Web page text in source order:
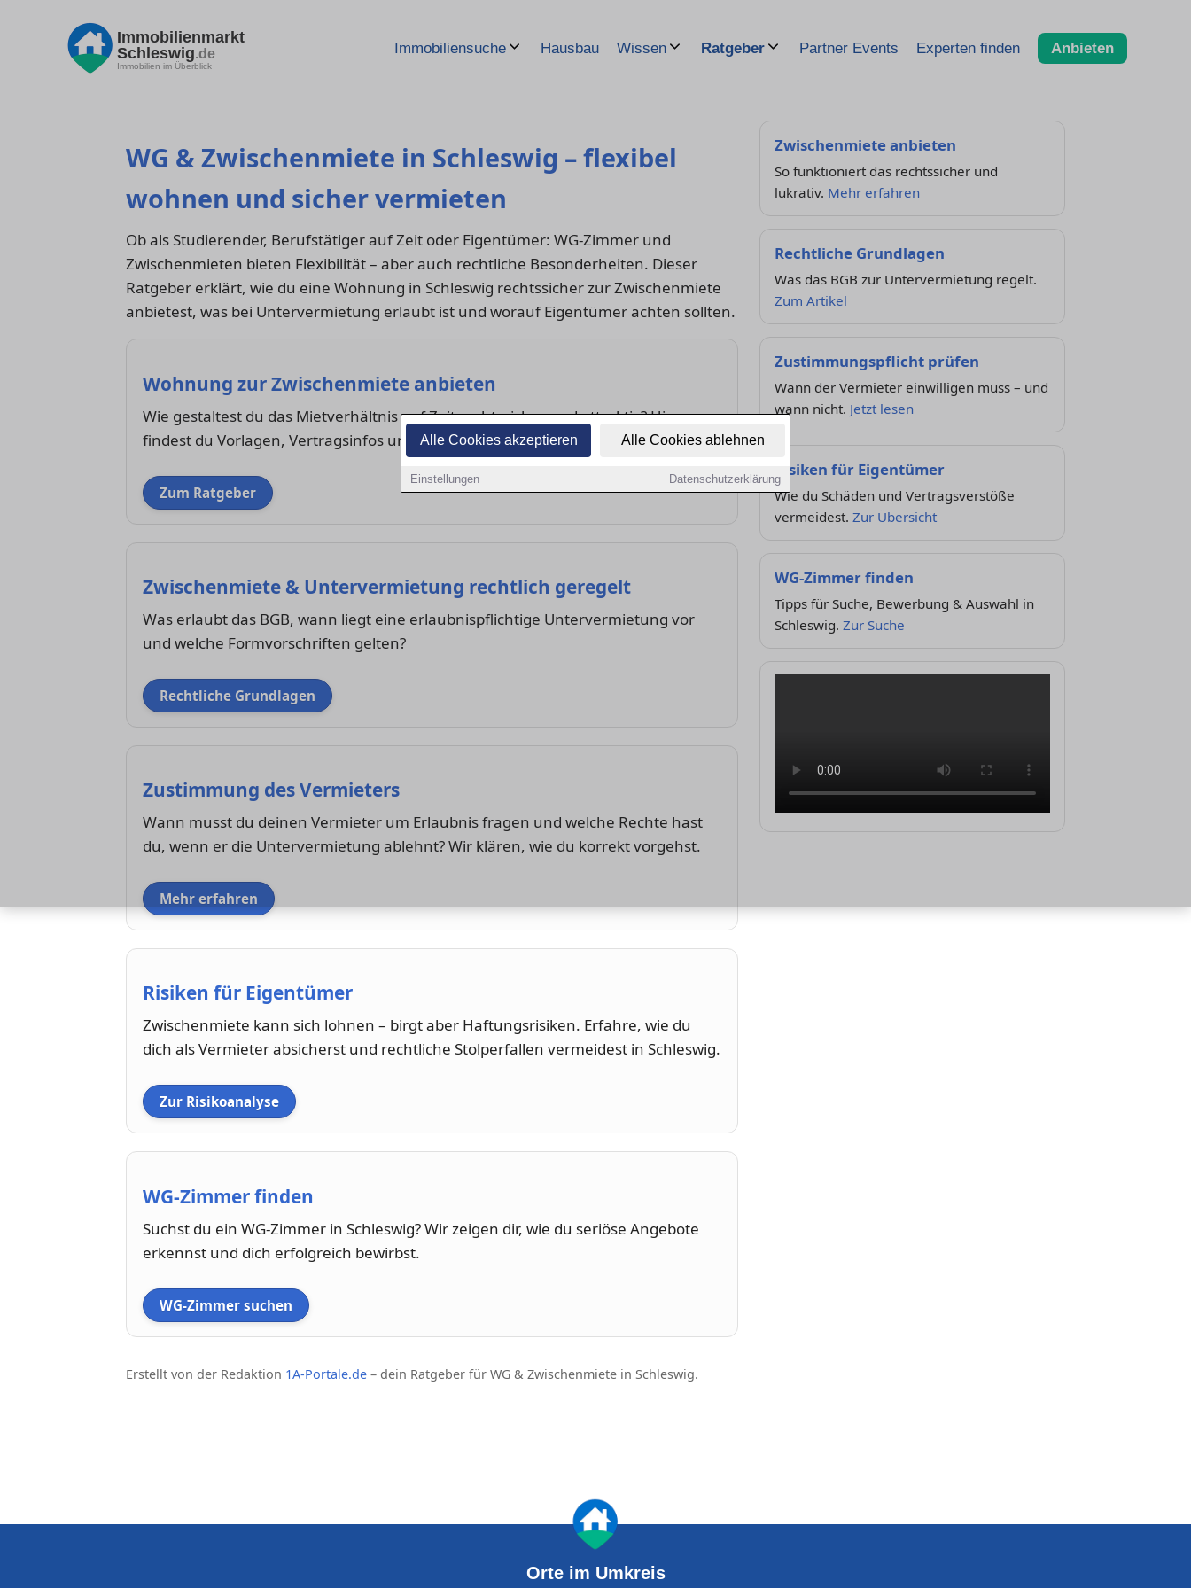
Alle Cookies akzeptieren Alle Cookies ablehnen
Einstellungen Datenschutzerklärung
Immobilienmarkt
Schleswig.de
Immobilien im Überblick
Immobiliensuche Hausbau Wissen Ratgeber Partner Events Experten finden Anbieten
WG & Zwischenmiete in Schleswig – flexibel
wohnen und sicher vermieten
Ob als Studierender, Berufstätiger auf Zeit oder Eigentümer: WG-Zimmer und
Zwischenmieten bieten Flexibilität – aber auch rechtliche Besonderheiten. Dieser
Ratgeber erklärt, wie du eine Wohnung in Schleswig rechtssicher zur Zwischenmiete
anbietest, was bei Untervermietung erlaubt ist und worauf Eigentümer achten sollten.
Wohnung zur Zwischenmiete anbieten
Wie gestaltest du das Mietverhältnis auf Zeit rechtssicher und attraktiv? Hier
findest du Vorlagen, Vertragsinfos und Tipps zur Mietpreisgestaltung in Schleswig.
Zum Ratgeber
Zwischenmiete & Untervermietung rechtlich geregelt
Was erlaubt das BGB, wann liegt eine erlaubnispflichtige Untervermietung vor
und welche Formvorschriften gelten?
Rechtliche Grundlagen
Zustimmung des Vermieters
Wann musst du deinen Vermieter um Erlaubnis fragen und welche Rechte hast
du, wenn er die Untervermietung ablehnt? Wir klären, wie du korrekt vorgehst.
Mehr erfahren
Risiken für Eigentümer
Zwischenmiete kann sich lohnen – birgt aber Haftungsrisiken. Erfahre, wie du
dich als Vermieter absicherst und rechtliche Stolperfallen vermeidest in Schleswig.
Zur Risikoanalyse
WG-Zimmer finden
Suchst du ein WG-Zimmer in Schleswig? Wir zeigen dir, wie du seriöse Angebote
erkennst und dich erfolgreich bewirbst.
WG-Zimmer suchen
Erstellt von der Redaktion 1A-Portale.de – dein Ratgeber für WG & Zwischenmiete in Schleswig.
Zwischenmiete anbieten
So funktioniert das rechtssicher und
lukrativ. Mehr erfahren
Rechtliche Grundlagen
Was das BGB zur Untervermietung regelt.
Zum Artikel
Zustimmungspflicht prüfen
Wann der Vermieter einwilligen muss – und
wann nicht. Jetzt lesen
Risiken für Eigentümer
Wie du Schäden und Vertragsverstöße
vermeidest. Zur Übersicht
WG-Zimmer finden
Tipps für Suche, Bewerbung & Auswahl in
Schleswig. Zur Suche
Orte im Umkreis